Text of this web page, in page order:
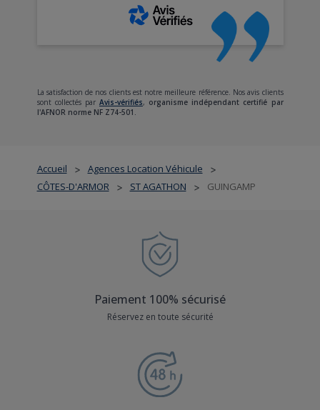
Accueil > Agences Location Véhicule >
CÔTES-D'ARMOR > ST AGATHON > GUINGAMP
La satisfaction de nos clients est notre meilleure référence. Nos avis clients
sont collectés par Avis-vérifiés, organisme indépendant certifié par
l'AFNOR norme NF Z74-501.
Paiement 100% sécurisé
Réservez en toute sécurité